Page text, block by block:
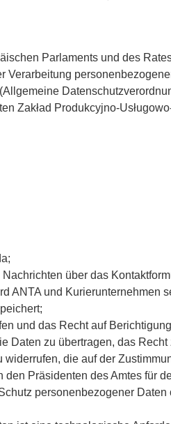
Parlaments und des
Verarbeitung
Zakład Produkcyjno-
über das
ANTA und Kurierunternehmen
und das Recht auf
Daten zu übertragen, das
die auf der
Präsidenten des Amtes für
personenbezogener